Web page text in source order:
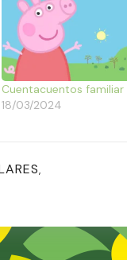
Cuentacuentos familiar
18/03/2024
,